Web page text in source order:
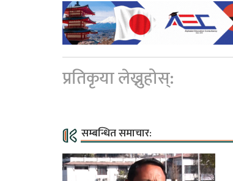
प्रतिकृया लेख्नुहोस्:
सम्बन्धित समाचार: